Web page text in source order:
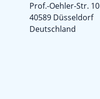
Prof.-Oehler-Str. 10
40589 Düsseldorf
Deutschland